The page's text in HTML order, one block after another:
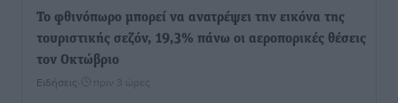
Το φθινόπωρο μπορεί να ανατρέψει την εικόνα της
τουριστικής σεζόν, 19,3% πάνω οι αεροπορικές θέσεις
τον Οκτώβριο
Ειδήσεις πριν 3 ώρες